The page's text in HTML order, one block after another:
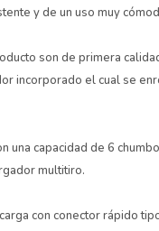
y de un uso muy
son de primera
incorporado el cual se
una capacidad de 6
multitiro.
con conector rápido